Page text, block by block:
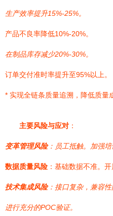
生产效率提升15%-25%。
产品不良率降低10%-20%。
在制品库存减少20%-30%。
订单交付准时率提升至95%以上。
* 实现全链条质量追溯，降低质量
主要风险与应对 ：
变革管理风险：员工抵触。加强培
数据质量风险 ：基础数据不准。
技术集成风险：接口复杂，兼容
进行充分的POC验证。